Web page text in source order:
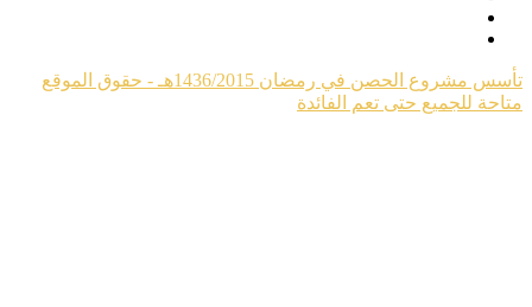
تأسس مشروع الحصن في رمضان 1436/2015هـ - حقوق الموقع
للجميع حتى تعم الفائدة